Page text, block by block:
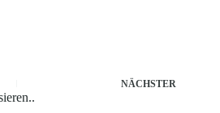
NÄCHSTER